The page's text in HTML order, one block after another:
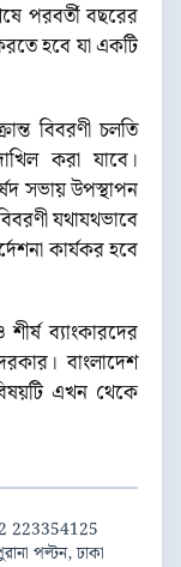
পরবর্তী বছরের
হবে যা একটি
বিবরণী চলতি
করা যাবে।
সভায় উপস্থাপন
যথাযথভাবে
কার্যকর হবে
ব্যাংকারদের
বাংলাদেশ
এখন থেকে
223354125
পল্টন, ঢাকা